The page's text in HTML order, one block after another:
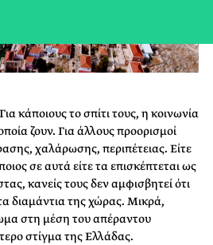
κάποιους το σπίτι τους, η κοινωνία
ζουν. Για άλλους προορισμοί
χαλάρωσης, περιπέτειας. Είτε
σε αυτά είτε τα επισκέπτεται ως
κανείς τους δεν αμφισβητεί ότι
διαμάντια της χώρας. Μικρά,
στη μέση του απέραντου
στίγμα της Ελλάδας.